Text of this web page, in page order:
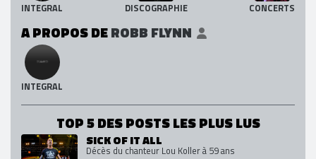
INTEGRAL DISCOGRAPHIE CONCERTS
A PROPOS DEROBB FLYNN
INTEGRAL
TOP 5 DES POSTS LES PLUS LUS
SICK OF IT ALL
Décès du chanteur Lou Koller à 59 ans